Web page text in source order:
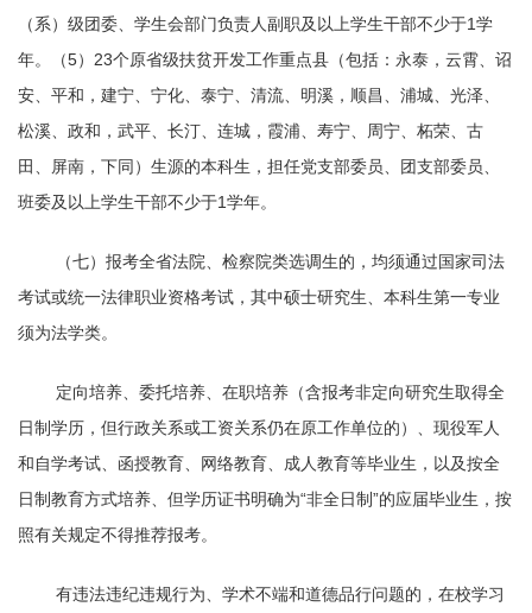
（系）级团委、学生会部门负责人副职及以上学生干部不少于1学
年。（5）23个原省级扶贫开发工作重点县（包括：永泰，云霄、诏
安、平和，建宁、宁化、泰宁、清流、明溪，顺昌、浦城、光泽、
松溪、政和，武平、长汀、连城，霞浦、寿宁、周宁、柘荣、古
田、屏南，下同）生源的本科生，担任党支部委员、团支部委员、
班委及以上学生干部不少于1学年。
（七）报考全省法院、检察院类选调生的，均须通过国家司法
考试或统一法律职业资格考试，其中硕士研究生、本科生第一专业
须为法学类。
定向培养、委托培养、在职培养（含报考非定向研究生取得全
日制学历，但行政关系或工资关系仍在原工作单位的）、现役军人
和自学考试、函授教育、网络教育、成人教育等毕业生，以及按全
日制教育方式培养、但学历证书明确为“非全日制”的应届毕业生，按
照有关规定不得推荐报考。
有违法违纪违规行为、学术不端和道德品行问题的，在校学习